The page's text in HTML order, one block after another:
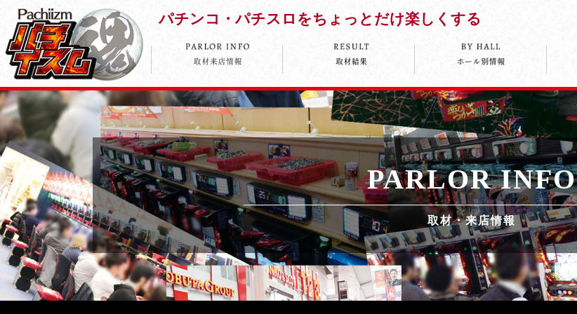
パチンコ・パチスロをちょっとだけ楽しくする
PARLOR INFO
取材・来店情報